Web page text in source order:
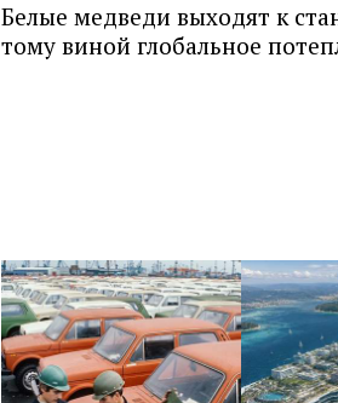
Белые медведи выходят к
тому виной глобальное